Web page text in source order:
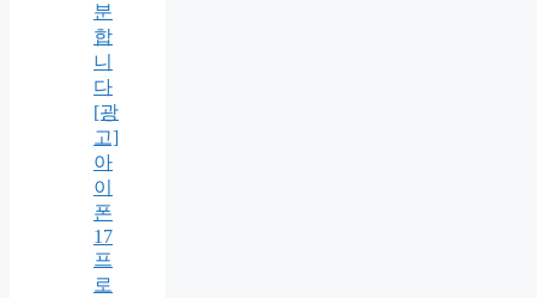
분
합
니
다
[광
고]
아
이
폰
17
프
로